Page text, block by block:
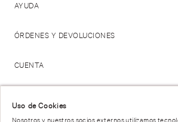
Uso de Cookies
AYUDA
ÓRDENES Y DEVOLUCIONES
CUENTA